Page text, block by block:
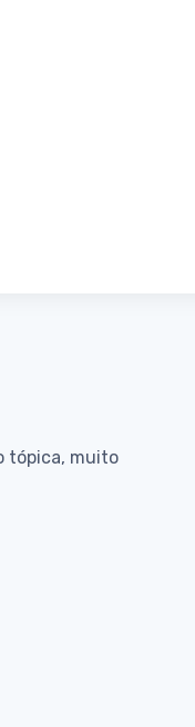
tópica, muito